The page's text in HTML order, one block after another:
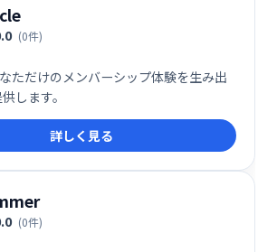
(0件)
ただけのメンバーシップ体験を生み出
します。
詳しく見る
(0件)